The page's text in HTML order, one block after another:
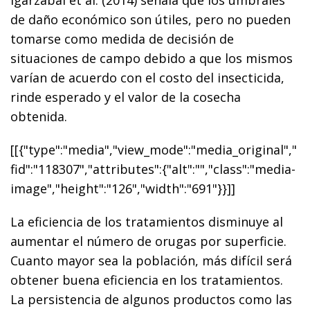
de daño económico son útiles, pero no pueden
tomarse como medida de decisión de
situaciones de campo debido a que los mismos
varían de acuerdo con el costo del insecticida,
rinde esperado y el valor de la cosecha
obtenida.
[[{"type":"media","view_mode":"media_original","
fid":"118307","attributes":{"alt":"","class":"media-
image","height":"126","width":"691"}}]]
La eficiencia de los tratamientos disminuye al
aumentar el número de orugas por superficie.
Cuanto mayor sea la población, más difícil será
obtener buena eficiencia en los tratamientos.
La persistencia de algunos productos como las